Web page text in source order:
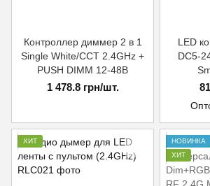
Контроллер диммер 2 в 1
Single White/CCT 2.4GHz +
PUSH DIMM 12-48В
1 478.8 грн/шт.
LED
DC5-
ХИТ
НОВИНКА
ХИТ